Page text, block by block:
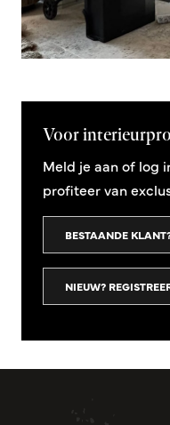
Voor
Meld je aan of log
profiteer van
BESTAANDE
NIEUW?